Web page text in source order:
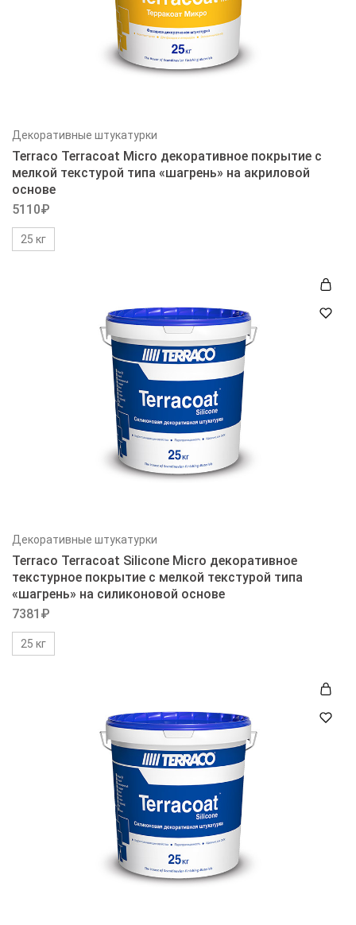
Декоративные штукатурки
Terraco Terracoat Micro декоративное покрытие с
мелкой текстурой типа «шагрень» на акриловой
основе
5110₽
25 кг
Декоративные штукатурки
Terraco Terracoat Silicone Micro декоративное
текстурное покрытие с мелкой текстурой типа
«шагрень» на силиконовой основе
7381 ₽
25 кг